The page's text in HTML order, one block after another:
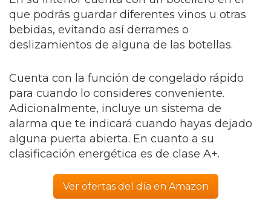
que podrás guardar diferentes vinos u otras
bebidas, evitando así derrames o
deslizamientos de alguna de las botellas.
Cuenta con la función de congelado rápido
para cuando lo consideres conveniente.
Adicionalmente, incluye un sistema de
alarma que te indicará cuando hayas dejado
alguna puerta abierta. En cuanto a su
clasificación energética es de clase A+.
Ver ofertas del día en Amazon